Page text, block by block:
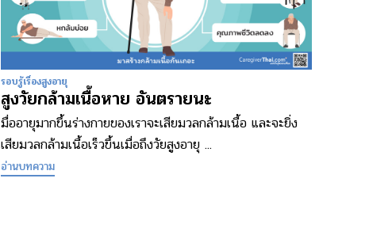
รอบรู้เรื่องสูงอายุ
สูงวัยกล้ามเนื้อหาย อันตรายนะ
มื่ออายุมากขึ้นร่างกายของเราจะเสียมวลกล้ามเนื้อ และจะยิ่ง
เสียมวลกล้ามเนื้อเร็วขึ้นเมื่อถึงวัยสูงอายุ ...
อ่านบทความ